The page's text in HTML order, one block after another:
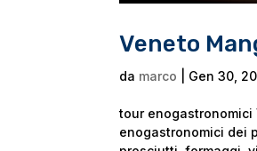
Veneto
da marco Gen 30,
tour
enogastronomici dei